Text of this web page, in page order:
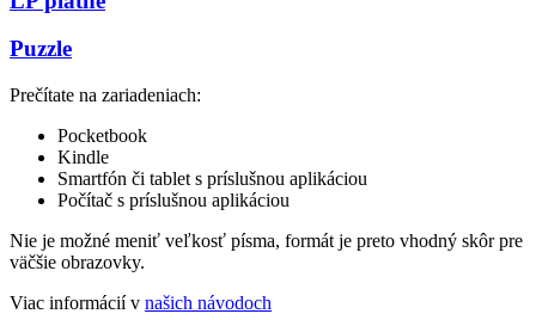
Puzzle
Prečítate na zariadeniach:
Pocketbook
Kindle
Smartfón či tablet s príslušnou aplikáciou
Počítač s príslušnou aplikáciou
Nie je možné meniť veľkosť písma, formát je preto vhodný skôr pre
väčšie obrazovky.
Viac informácií v našich návodoch